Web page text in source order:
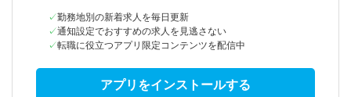
勤務地別の新着求人を毎日更新
通知設定でおすすめの求人を見逃さない
転職に役立つアプリ限定コンテンツを配信中
アプリをインストールする